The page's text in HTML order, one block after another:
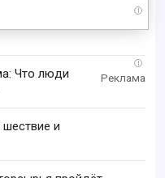
i
а смеяться вы
i
Что люди
и